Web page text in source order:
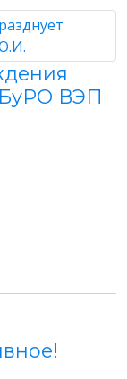
БуРО ВЭП